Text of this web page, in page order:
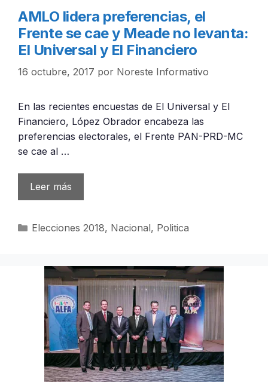
AMLO lidera preferencias, el
Frente se cae y Meade no levanta:
El Universal y El Financiero
16 octubre, 2017 por Noreste Informativo
En las recientes encuestas de El Universal y El
Financiero, López Obrador encabeza las
preferencias electorales, el Frente PAN-PRD-MC
se cae al …
Leer más
Categorías
Elecciones 2018, Nacional, Politica